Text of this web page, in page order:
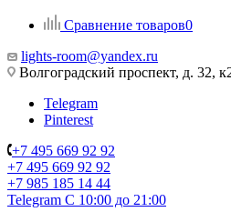
Сравнение товаров0
lights-room@yandex.ru
Волгоградский проспект, д. 32,
Telegram
Pinterest
+7 495 669 92 92
+7 495 669 92 92
+7 985 185 14 44
Telegram С 10:00 до 21:00